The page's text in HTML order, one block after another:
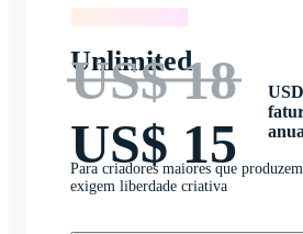
Unlimited
US$ 18
US$ 15
Para criadores maiores que
exigem liberdade criativa